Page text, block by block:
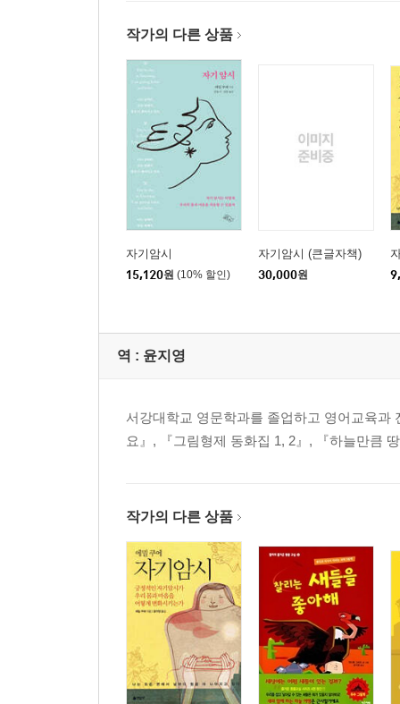
티즘 통증 | 무릎 통증
자녀교육에 적용하는 자기암시 _ 103
제3부 내 안에 숨어 있는 기적
내 안의 기적 _ 107
버넷 프로뱅이 체험한 자기암시 _ 110
쿠에가 말하는 모든 사람들을 위한 자기암시 _ 116
제4부 환자에게 확신을 주는 자기암시
환자에게 확신을 주는 쿠에의 말 _ 129
환자들을 치유하는 자기암시 _ 141
자기암시 치료 강연 _ 162
제6부 자신감을 위한 자기암시
긍정적으로 변화시키는 자기암시 _ 183
고통받는 환자들을 치료하는 자기암시 _ 203
증 | 신장, 방광 | 요통 | 우울증 | 혀의 종양 | 종기 |
정맥염 | 탈장 | 이상 성장 | 건망증 | 좋지 않은 습
증 | 슬픈 생각 | 밤에 오줌을 지리는 아이 | 발을 저
지고 재미있게 되는 학생 | 싫어하는 과목이 없어
것은 바로 나 자신 | 자기암시로 이룬 놀라운 일
제8부 자기암시 체험사례와 감사 편지
작가의 다른 상품
자기암시
15,120원 (10% 할인)
자기암시 (큰글자책)
30,000원
역 : 윤지영
서강대학교 영문학과를 졸업하고 영어교육과
요』, 『그림형제 동화집 1, 2』, 『하늘만큼
작가의 다른 상품